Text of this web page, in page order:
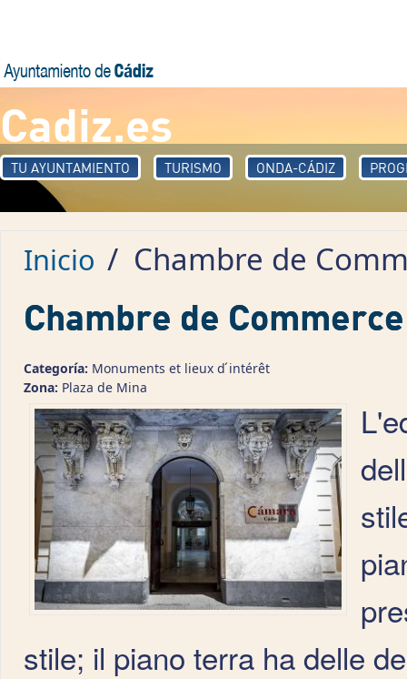
Cadiz.es
TU AYUNTAMIENTO TURISMO ONDA-CÁDIZ
Inicio / Chambre de
Chambre de Commerce
Categoría: Monuments et lieux d ́intérêt
Zona: Plaza de Mina
stile; il piano terra ha delle